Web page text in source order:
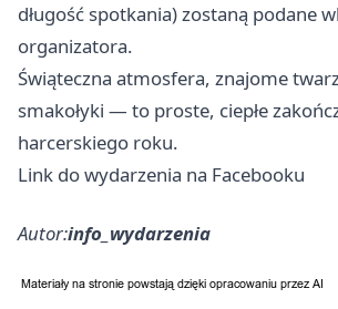
długość spotkania) zostaną podane
organizatora.
Świąteczna atmosfera, znajome
smakołyki — to proste, ciepłe
harcerskiego roku.
Link do wydarzenia na Facebooku
Autor:info_wydarzenia